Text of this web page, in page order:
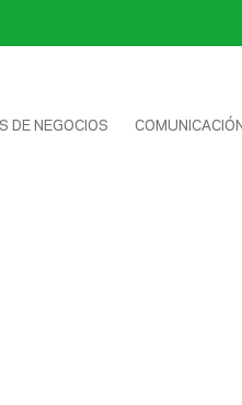
DE NEGOCIOS COMUNICACIÓN